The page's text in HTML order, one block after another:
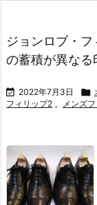
ジョンロブ・
の蓄積が異なる
 2022年7月3日 
フィリップ2 , メンズ